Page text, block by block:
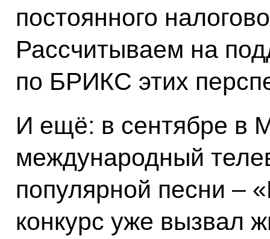
постоянного
Рассчитываем на
по БРИКС этих
И ещё: в сентябре в
международный
популярной песни –
конкурс уже вызвал